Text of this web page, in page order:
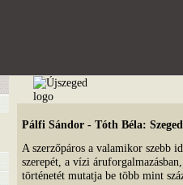
Pálfi Sándor - Tóth Béla:
A szerzőpáros a valamikor szebb
szerepét, a vízi
történetét mutatja be több mint